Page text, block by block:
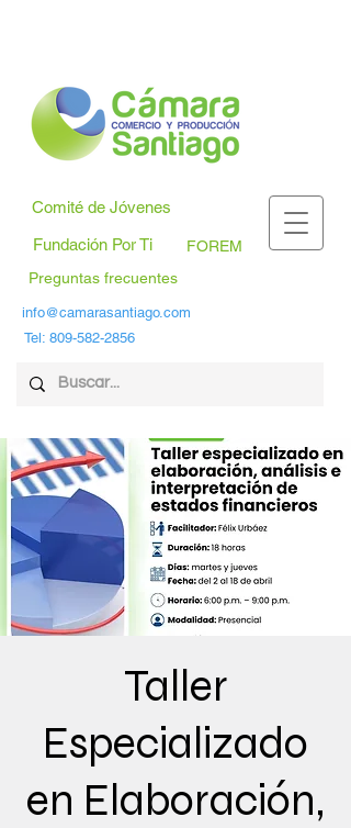
Tel: 809-582-2856
info@camarasantiago.com
FOREM
Comité de Jóvenes
Fundación Por Ti
Preguntas frecuentes
Taller
Especializado
en Elaboración,